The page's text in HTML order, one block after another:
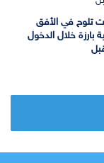
تلوح في الأفق
بارزة خلال الدخول